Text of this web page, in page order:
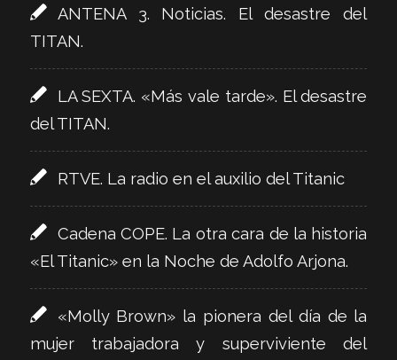
ANTENA 3. Noticias. El desastre del
TITAN.
LA SEXTA. «Más vale tarde». El desastre
del TITAN.
RTVE. La radio en el auxilio del Titanic
Cadena COPE. La otra cara de la historia
«El Titanic» en la Noche de Adolfo Arjona.
«Molly Brown» la pionera del día de la
mujer trabajadora y superviviente del